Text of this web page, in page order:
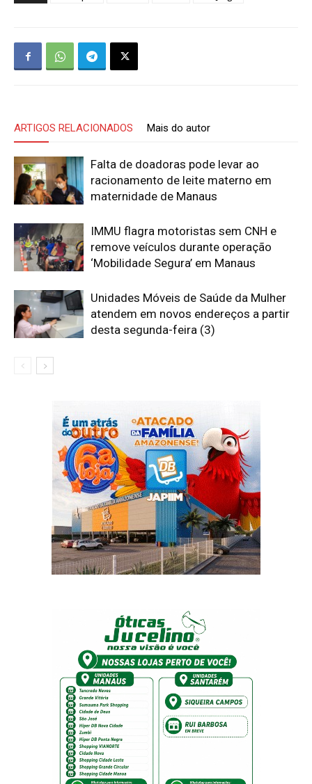
ARTIGOS RELACIONADOS Mais do autor
Falta de doadoras pode levar ao
racionamento de leite materno em
maternidade de Manaus
IMMU flagra motoristas sem CNH e
remove veículos durante operação
‘Mobilidade Segura’ em Manaus
Unidades Móveis de Saúde da Mulher
atendem em novos endereços a partir
desta segunda-feira (3)